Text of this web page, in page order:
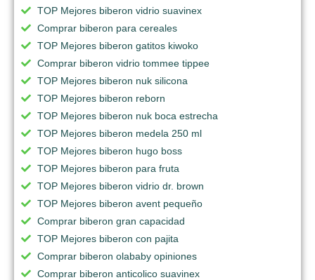
TOP Mejores biberon vidrio suavinex
Comprar biberon para cereales
TOP Mejores biberon gatitos kiwoko
Comprar biberon vidrio tommee tippee
TOP Mejores biberon nuk silicona
TOP Mejores biberon reborn
TOP Mejores biberon nuk boca estrecha
TOP Mejores biberon medela 250 ml
TOP Mejores biberon hugo boss
TOP Mejores biberon para fruta
TOP Mejores biberon vidrio dr. brown
TOP Mejores biberon avent pequeño
Comprar biberon gran capacidad
TOP Mejores biberon con pajita
Comprar biberon olababy opiniones
Comprar biberon anticolico suavinex